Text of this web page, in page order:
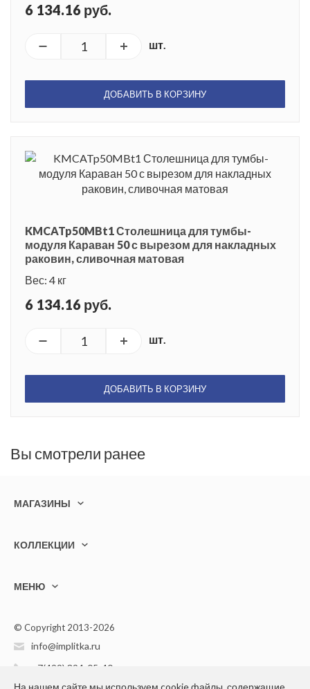
6 134.16 руб.
шт.
ДОБАВИТЬ В КОРЗИНУ
KMCATp50MBt1 Столешница для тумбы-
модуля Караван 50 с вырезом для накладных
раковин, сливочная матовая
Вес: 4 кг
6 134.16 руб.
шт.
ДОБАВИТЬ В КОРЗИНУ
Вы смотрели ранее
МАГАЗИНЫ
КОЛЛЕКЦИИ
МЕНЮ
© Copyright 2013-2026
info@implitka.ru
+7(499) 394-05-40
На нашем сайте мы используем cookie файлы, содержащие